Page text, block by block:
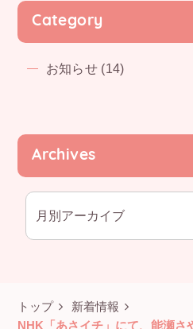
Category
お知らせ (14)
Archives
トップ
新着情報
NHK「あさイチ」にて、能瀬さ